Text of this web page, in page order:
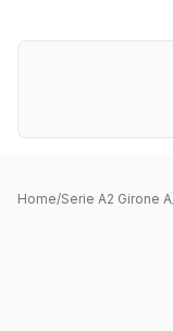
Home/Serie A2 Girone A